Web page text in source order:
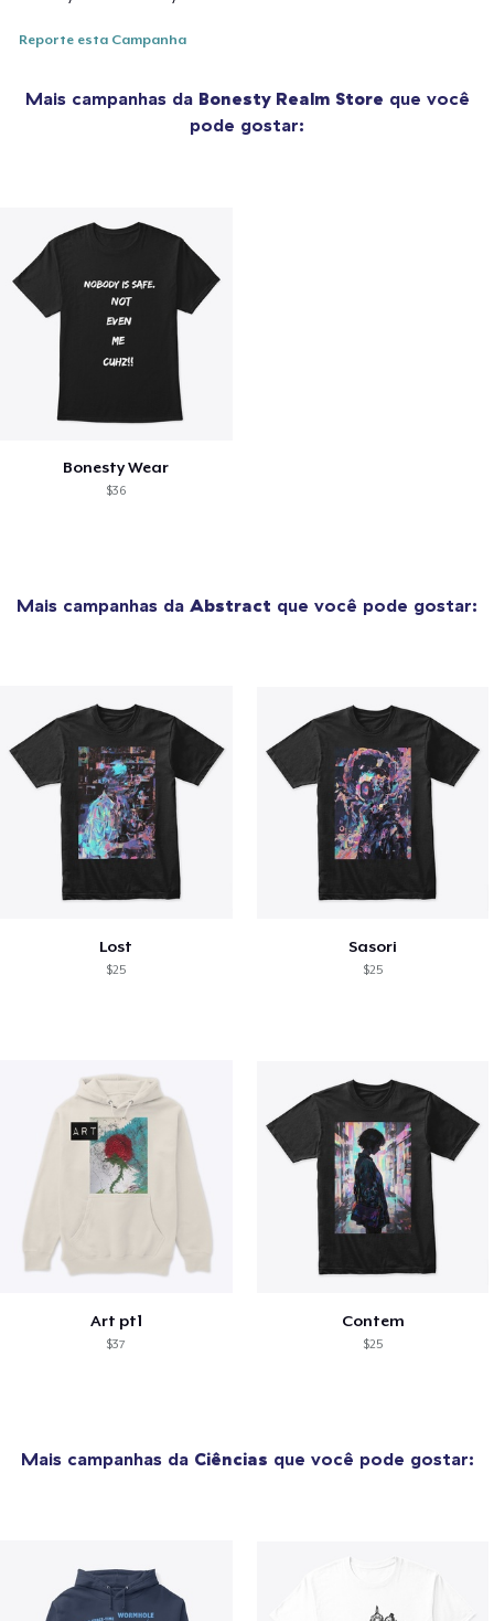
Reporte esta Campanha
Mais campanhas da Bonesty Realm Store que você
pode gostar:
Bonesty Wear
$36
Mais campanhas da Abstract que você pode gostar:
Lost
$25
Sasori
$25
Art pt1
$37
Contem
$25
Mais campanhas da Ciências que você pode gostar: